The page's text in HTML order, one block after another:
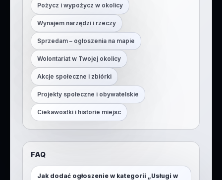
Pożycz i wypożycz w okolicy
Wynajem narzędzi i rzeczy
Sprzedam – ogłoszenia na mapie
Wolontariat w Twojej okolicy
Akcje społeczne i zbiórki
Projekty społeczne i obywatelskie
Ciekawostki i historie miejsc
FAQ
Jak dodać ogłoszenie w kategorii „Usługi w